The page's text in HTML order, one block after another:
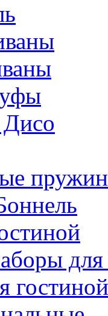
для
гостиной